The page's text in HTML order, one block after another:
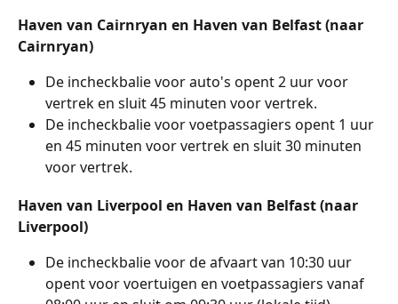
Haven van Cairnryan en Haven van Belfast (naar
Cairnryan)
De incheckbalie voor auto's opent 2 uur voor
vertrek en sluit 45 minuten voor vertrek.
De incheckbalie voor voetpassagiers opent 1 uur
en 45 minuten voor vertrek en sluit 30 minuten
voor vertrek.
Haven van Liverpool en Haven van Belfast (naar
Liverpool)
De incheckbalie voor de afvaart van 10:30 uur
opent voor voertuigen en voetpassagiers vanaf